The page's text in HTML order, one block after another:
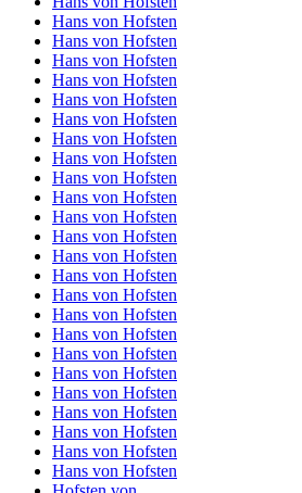
Hans von Hofsten
Hans von Hofsten
Hans von Hofsten
Hans von Hofsten
Hans von Hofsten
Hans von Hofsten
Hans von Hofsten
Hans von Hofsten
Hans von Hofsten
Hans von Hofsten
Hans von Hofsten
Hans von Hofsten
Hans von Hofsten
Hans von Hofsten
Hans von Hofsten
Hans von Hofsten
Hans von Hofsten
Hans von Hofsten
Hans von Hofsten
Hans von Hofsten
Hans von Hofsten
Hans von Hofsten
Hans von Hofsten
Hans von Hofsten